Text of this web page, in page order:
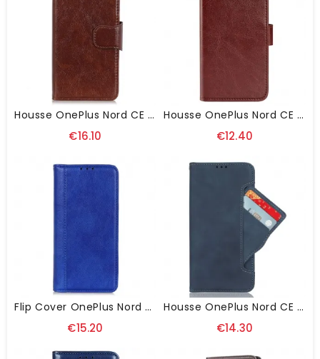
Housse OnePlus Nord CE 3 Lite 5G Cuir Fendu Nappa
€16.10
Housse OnePlus Nord CE 3 Lite 5G Vintage Classique
€12.40
Flip Cover OnePlus Nord CE 3 Lite 5G Cuir Fendu Stylé
€15.20
Housse OnePlus Nord CE 3 Lite 5G Multi-Cartes
€14.30